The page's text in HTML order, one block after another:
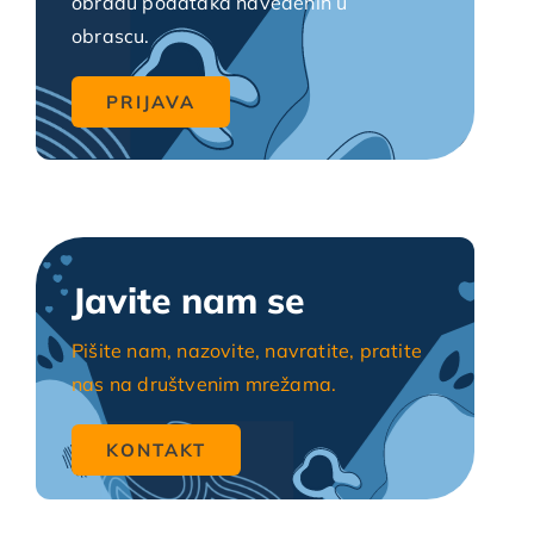
obrascu.
Javite nam se
Pišite nam, nazovite, navratite, pratite
nas na društvenim mrežama.
KONTAKT